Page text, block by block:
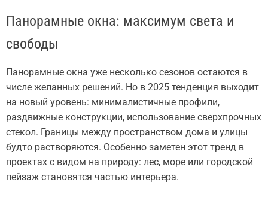
Панорамные окна: максимум света и
свободы
Панорамные окна уже несколько сезонов остаются в
числе желанных решений. Но в 2025 тенденция выходит
на новый уровень: минималистичные профили,
раздвижные конструкции, использование сверхпрочных
стекол. Границы между пространством дома и улицы
будто растворяются. Особенно заметен этот тренд в
проектах с видом на природу: лес, море или городской
пейзаж становятся частью интерьера.